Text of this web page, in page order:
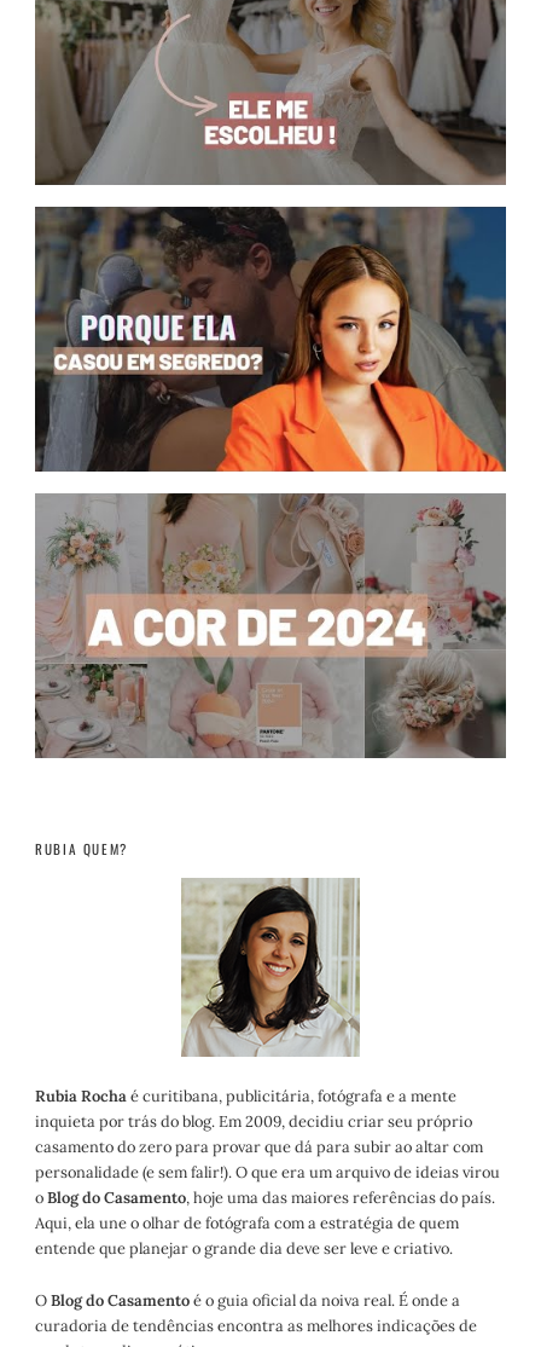
RUBIA QUEM?
Rubia Rochaé curitibana, publicitária, fotógrafa e a mente
inquieta por trás do blog. Em 2009, decidiu criar seu próprio
casamento do zero para provar que dá para subir ao altar com
personalidade (e sem falir!). O que era um arquivo de ideias virou
oBlog do Casamento, hoje uma das maiores referências do país.
Aqui, ela une o olhar de fotógrafa com a estratégia de quem
entende que planejar o grande dia deve ser leve e criativo.
OBlog do Casamentoé o guia oficial da noiva real. É onde a
curadoria de tendências encontra as melhores indicações de